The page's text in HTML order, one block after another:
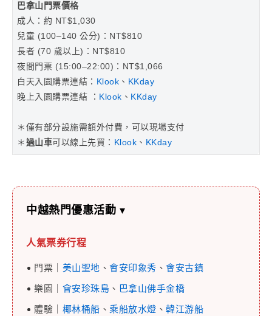
巴拿山門票價格
成人：約 NT$1,030
兒童 (100–140 公分)：NT$810
長者 (70 歲以上)：NT$810
夜間門票 (15:00–22:00)：NT$1,066
白天入園購票連結： Klook 、 KKday
晚上入園購票連結 ： Klook 、 KKday
＊僅有部分設施需額外付費，可以現場支付
＊過山車可以線上先買： Klook 、 KKday
中越熱門優惠活動 ▾
人氣票券行程
門票｜ 美山聖地 、 會安印象秀 、 會安古鎮
樂園｜ 會安珍珠島 、 巴拿山佛手金橋
體驗｜ 椰林桶船 、 乘船放水燈 、 韓江游船